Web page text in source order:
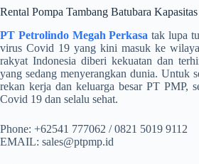
Rental Pompa Tambang Batubara
PT Petrolindo Megah Perkasa tak lupa
virus Covid 19 yang kini masuk ke
rakyat Indonesia diberi kekuatan dan
yang sedang menyerangkan dunia. Untuk
rekan kerja dan keluarga besar PT PMP,
Covid 19 dan selalu sehat.
Phone: +62541 777062 / 0821 5019 9112
EMAIL: sales@ptpmp.id